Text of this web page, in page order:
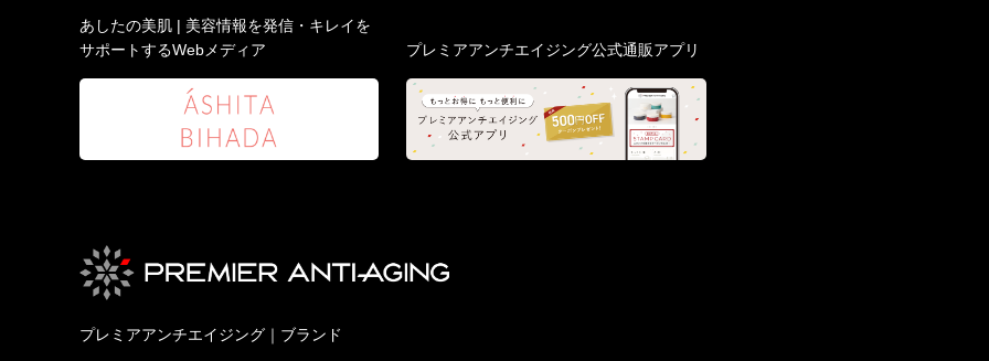
あしたの美肌 | 美容情報を発信・キレイを
サポートするWebメディア
プレミアアンチエイジング公式通販アプリ
プレミアアンチエイジング｜ブランド